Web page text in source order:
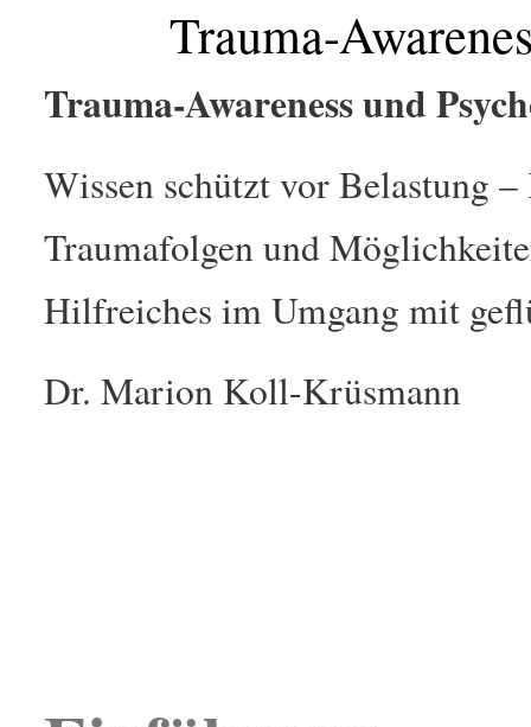
Trauma-
Trauma-Awareness und
Wissen schützt vor Belastung
Traumafolgen und
Hilfreiches im Umgang mit
Dr. Marion Koll-Krüsmann